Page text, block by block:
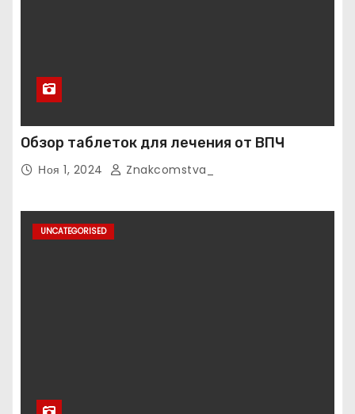
Обзор таблеток для лечения от ВПЧ
Ноя 1, 2024 Znakcomstva_
UNCATEGORISED